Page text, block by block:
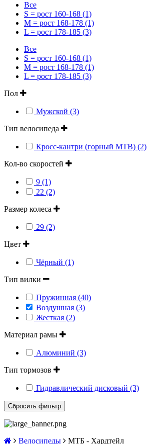
Все
S = рост 160-168 (1)
M = рост 168-178 (1)
L = рост 178-185 (3)
Все
S = рост 160-168 (1)
M = рост 168-178 (1)
L = рост 178-185 (3)
Пол
Мужской (3)
Тип велосипеда
Кросс-кантри (горный MTB) (2)
Кол-во скоростей
9 (1)
22 (2)
Размер колеса
29 (2)
Цвет
Чёрный (1)
Тип вилки
Пружинная (40)
Воздушная (3)
Жесткая (2)
Материал рамы
Алюминий (3)
Тип тормозов
Гидравлический дисковый (3)
Велосипеды МТБ - Хардтейл